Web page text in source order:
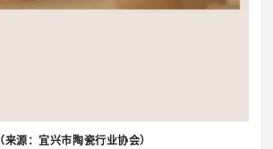
（来源：宜兴市陶瓷行业协会）